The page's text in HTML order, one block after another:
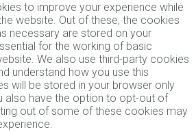
to improve your experience while
website. Out of these, the cookies
necessary are stored on your
for the working of basic
We also use third-party cookies
understand how you use this
will be stored in your browser only
also have the option to opt-out of
out of some of these cookies may